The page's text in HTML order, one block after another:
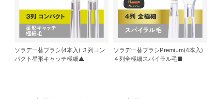
ソラデー替ブラシ(4本入) ３列コン
パクト星形キャッチ極細▲
ソラデー替ブラシPremium(4本入)
４列全極細スパイラル毛■